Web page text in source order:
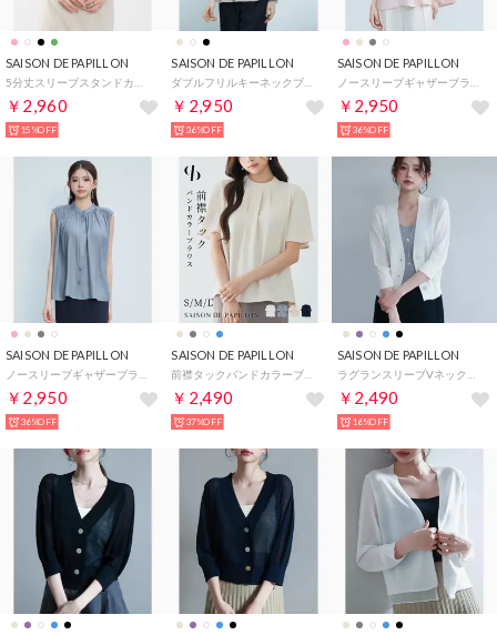
SAISON DE PAPILLON
5分丈スリーブスタンドカラーブラウス （ブラック）
￥2,960
15%OFF
SAISON DE PAPILLON
ダブルフリルキーネックブラウス （オートミール）
￥2,950
36%OFF
SAISON DE PAPILLON
ノースリーブギャザーブラウス （ピンク）
￥2,950
36%OFF
SAISON DE PAPILLON
￥2,950
36%OFF
SAISON DE PAPILLON
￥2,490
37%OFF
SAISON DE PAPILLON
￥2,490
16%OFF